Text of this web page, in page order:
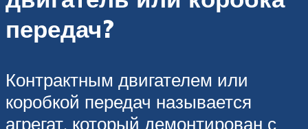
передач?
Контрактным двигателем или
коробкой передач называется
агрегат, который демонтирован с